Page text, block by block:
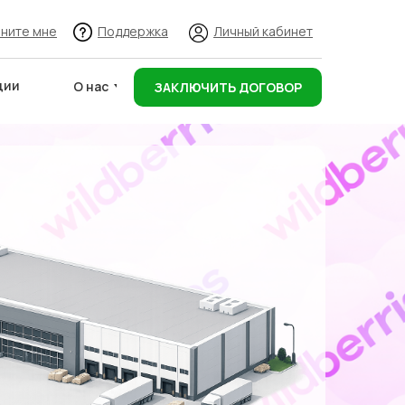
ЗАКЛЮЧИТЬ ДОГОВОР
О нас
Поддержка Личный кабинет
мне